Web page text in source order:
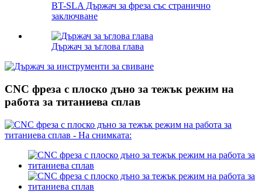
BT-SLA Държач за фреза със странично
заключване
Държач за ъглова глава
CNC фреза с плоско дъно за тежък режим на
работа за титаниева сплав